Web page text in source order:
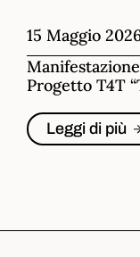
15 Maggio
Progetto T4T
Leggi di più